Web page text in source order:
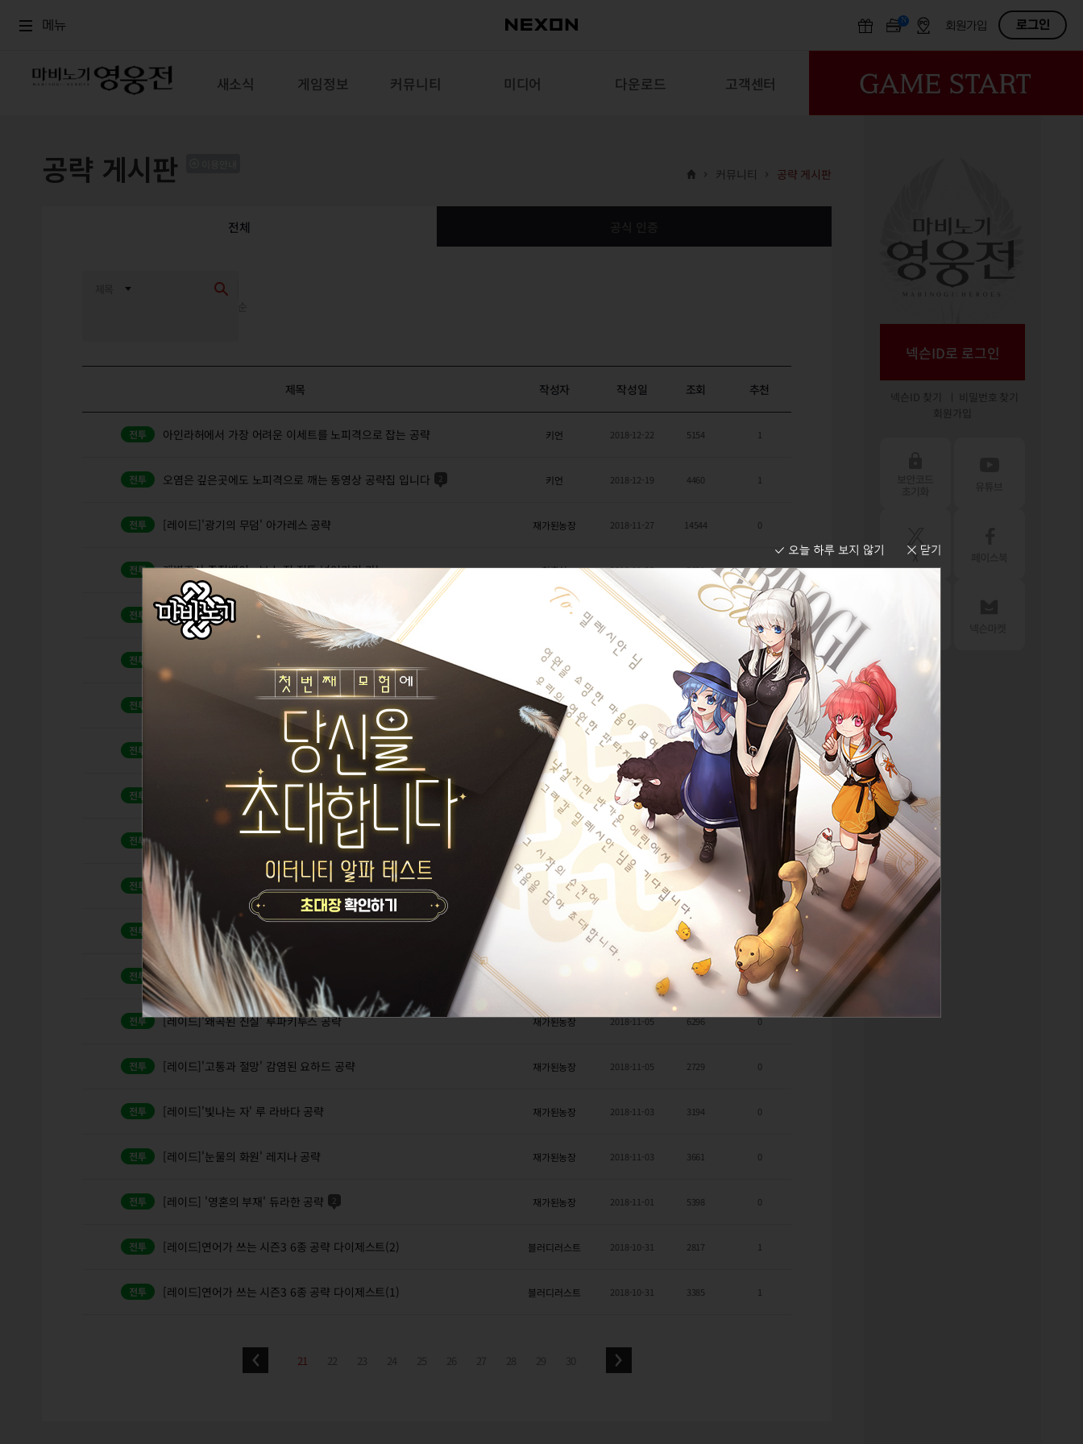
메뉴 N OFF회원가입 로그인
새소식 게임정보 커뮤니티 미디어 다운로드 고객센터
공략 게시판 커뮤니티 공략 게시판
전체
제목 작성자 작성일 조회 추천
아인라허에서 가장 어려운 이세트를 노피격으로 잡는 공략 키언 2018-12-22 5154 1
오염은 깊은곳에도 노피격으로 깨는 동영상 공략집 입니다 2 키언 2018-12-19 4460 1
[레이드]'광기의 무덤' 아가레스 공략 재가된농장 2018-11-27 14544 0
개별조사 주정뱅이 - 보스 전 전투 넘어가기 가능 칡흙신 2018-11-25 2621 0
[레이드] 붉은 낙인 마하 공략 1 몬헌경력자 2018-11-07 1
[레이드]'급습' 클레르 공략 재가된농장 2018-11-07 5580 0
[레이드] 마신의 탑 폭주한 엘쿨루스 공략 몬헌경력자 2018-11-07 14780 2
몬헌경력자 2018-11-07 13653 4
[레이드]'붉은 낙인' 마하 공략 재가된농장 2018-11-07 5455
[레이드] 통제 아르카나 공략 몬헌경력자 2018-11-07 6533
[레이드] 통제- 아르카나 패턴 및 부파 공략 키요리리 2018-11-07 16911
[레이드] 실패와대가 에스 시더 공략 몬헌경력자 2018-11-06 12311 3
[레이드] 영혼의부재 듀라한 공략 1 18191 3
[레이드]'왜곡된 진실' 루파키투스 공략 재가된농장 2018-11-05 6296 0
[레이드]'고통과 절망' 감염된 요하드 공략 재가된농장 2018-11-05 2729 0
[레이드]'빛나는 자' 루 라바다 공략 재가된농장 2018-11-03 3194 0
[레이드]'눈물의 화원' 레지나 공략 재가된농장 2018-11-03 3661 0
[레이드] '영혼의 부재' 듀라한 공략 2 재가된농장 2018-11-01 5398 0
[레이드]연어가 쓰는 시즌3 6종 공략 다이제스트(2) 블러디러스트 2018-10-31 2817 1
[레이드]연어가 쓰는 시즌3 6종 공략 다이제스트(1) 블러디러스트 2018-10-31 3385 1
21 22 23 24 25 26 27 28 29 30
넥슨ID로 로그인
넥슨ID 찾기
비밀번호 찾기
회원가입